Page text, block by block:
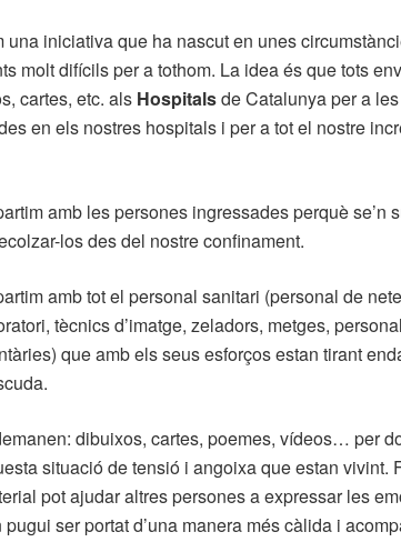
una iniciativa que ha nascut en unes
molt difícils per a tothom. La idea és que tots
cartes, etc. als Hospitalsde Catalunya per a
en els nostres hospitals i per a tot el nostre
amb les persones ingressades perquè se’n
los des del nostre confinament.
amb tot el personal sanitari (personal de
tècnics d’imatge, zeladors, metges,
que amb els seus esforços estan tirant
dibuixos, cartes, poemes, vídeos… per
situació de tensió i angoixa que estan vivint.
pot ajudar altres persones a expressar les
ser portat d’una manera més càlida i